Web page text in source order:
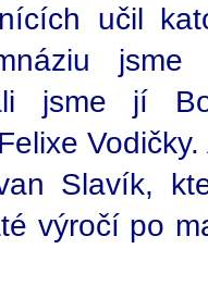
učil
jsme
jsme jí
Slavík,
výročí po